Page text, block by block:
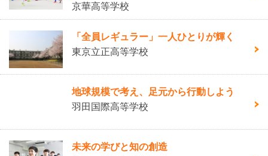
京華高等学校
「全員レギュラー」一人ひとりが輝く
東京立正高等学校
地球規模で考え、足元から行動しよう
羽田国際高等学校
未来の学びと知の創造